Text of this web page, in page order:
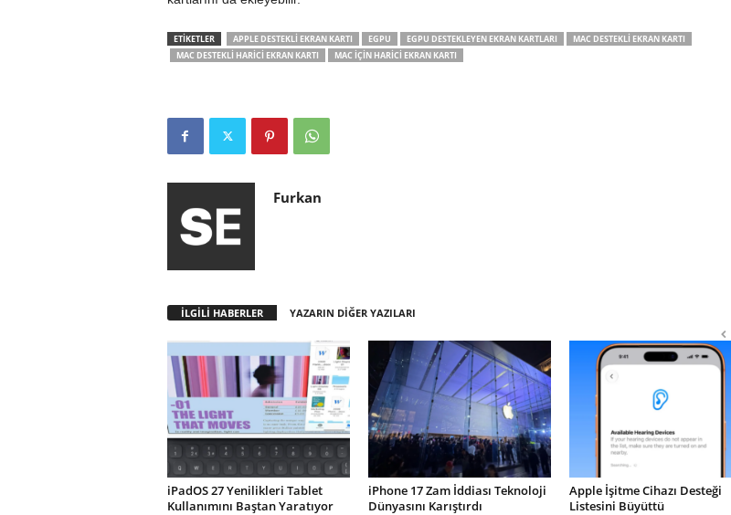
ETİKETLER APPLE DESTEKLI EKRAN KARTI EGPU EGPU DESTEKLEYEN EKRAN KARTLARI
MAC DESTEKLI EKRAN KARTI
MAC DESTEKLI HARICI EKRAN KARTI
MAC IÇIN HARICI EKRAN KARTI
Furkan
İLGİLİ HABERLER YAZARIN DİĞER YAZILARI
iPadOS 27 Yenilikleri Tablet
Kullanımını Baştan Yaratıyor
iPhone 17 Zam İddiası Teknoloji
Dünyasını Karıştırdı
Apple İşitme Cihazı Desteği
Listesini Büyüttü